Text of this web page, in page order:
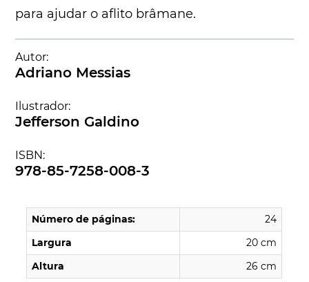
para ajudar o aflito brâmane.
Autor:
Adriano Messias
Ilustrador:
Jefferson Galdino
ISBN:
978-85-7258-008-3
Número de páginas:
24
Largura
20 cm
Altura
26 cm